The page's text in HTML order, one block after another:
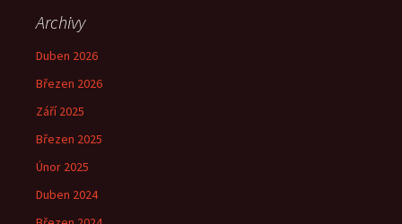
Archivy
Duben 2026
Březen 2026
Září 2025
Březen 2025
Únor 2025
Duben 2024